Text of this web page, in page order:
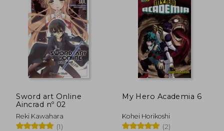
Sword art Online
Aincrad nº 02
Reki Kawahara
(1)
My Hero Academia 6
Kohei Horikoshi
(2)